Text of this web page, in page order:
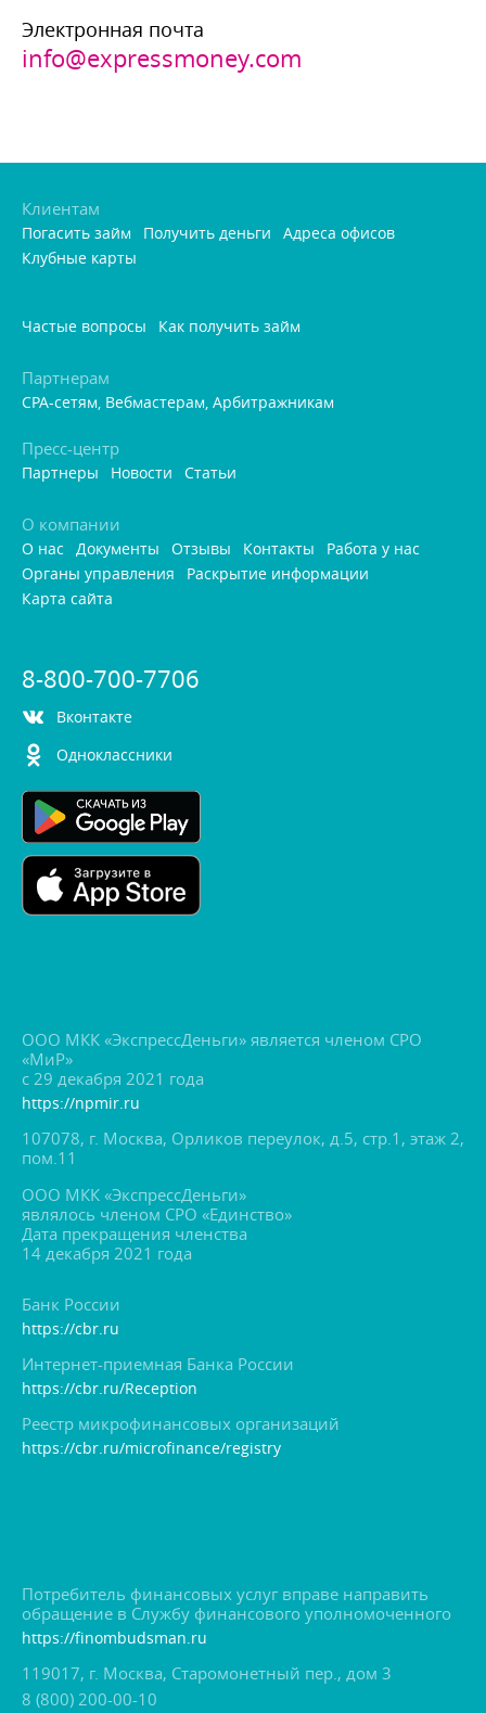
Электронная почта
info@expressmoney.com
Клиентам
Погасить займ Получить деньги
Адреса офисо
Клубные карты
Частые вопросы Как получить займ
Партнерам
CPA-сетям, Вебмастерам, Арбитражникам
Пресс-центр
Партнеры Новости Статьи
О компании
О нас Документы Отзывы Контакты
Работа у нас
Органы управления
Раскрытие информации
Карта сайта
8-800-700-7706
контакте
Одноклассники
ООО МКК «ЭкспрессДеньги» является членом СРО
«МиР»
с 29 декабря 2021 года
https://npmir.ru
107078, г. Москва, Орликов переулок, д.5, стр.1, этаж 2,
пом.11
ООО МКК «ЭкспрессДеньги»
являлось членом СРО «Единство»
Дата прекращения членства
14 декабря 2021 года
Банк России
https://cbr.ru
Интернет-приемная Банка России
https://cbr.ru/Reception
Реестр микрофинансовых организаций
https://cbr.ru/microfinance/registry
Потребитель финансовых услуг вправе направить
обращение в Службу финансового уполномоченного
https://finombudsman.ru
119017, г. Москва, Старомонетный пер., дом 3
8 (800) 200-00-10